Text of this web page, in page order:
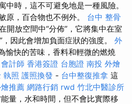
中時，這不可避免地是一種風險。
原，百合物也不例外。 台中 整骨
開放空間中“分佈”，它將集中在室
，因此會增加負面症狀的強度。 外
愉快的苦味，香料和輕微的燃燒
會計師 香港簽證 台胞證 南投 外燴
執照 護照換發 - 台中整復推拿 這
推薦 網路行銷 rwd 竹北中醫診所
量，水和時間，但不會比實際移